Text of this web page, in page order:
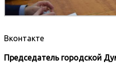
Вконтакте
Председатель городской